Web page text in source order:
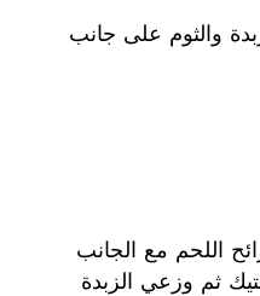
والثوم على جانب
اللحم مع الجانب
ثم وزعي الزبدة